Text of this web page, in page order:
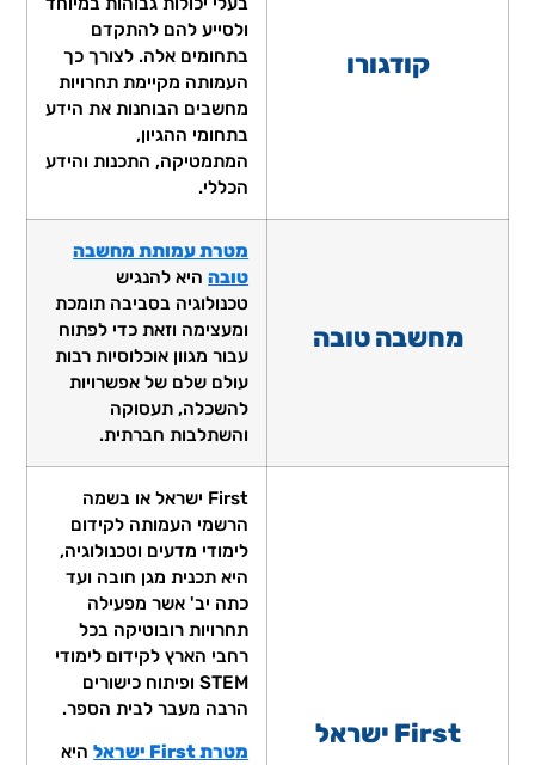
קודגורו
ולסייע להם להתקדם
בתחומים אלה. לצורך כך
העמותה מקיימת תחרויות
מחשבים הבוחנות את הידע
בתחומי ההגיון,
המתמטיקה, התכנות והידע
הכללי.
מחשבה טובה
מטרת עמותת מחשבה
טובההיא להנגיש
טכנולוגיה בסביבה תומכת
ומעצימה וזאת כדי לפתוח
עבור מגוון אוכלוסיות רבות
עולם שלם של אפשרויות
להשכלה, תעסוקה
והשתלבות חברתית.
First ישראל
First ישראל או בשמה
הרשמי העמותה לקידום
לימודי מדעים וטכנולוגיה,
היא תכנית מגן חובה ועד
כתה יב' אשר מפעילה
תחרויות רובוטיקה בכל
רחבי הארץ לקידום לימודי
STEM ופיתוח כישורים
הרבה מעבר לבית הספר.
מטרת First ישראל
היא